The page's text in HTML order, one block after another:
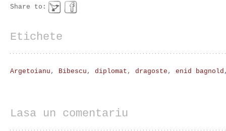
Share to:
Etichete
Argetoianu , Bibescu , diplomat , dragoste , enid bagnold
Lasa un comentariu